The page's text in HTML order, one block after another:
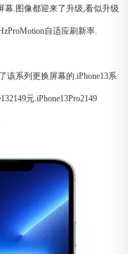
幕.图像都迎来了升级,看似升级
自适应刷新率.
该系列更换屏幕的.iPhone13系
元.iPhone13Pro2149